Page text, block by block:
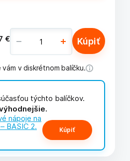
€ Kúpiť
vám v diskrétnom balíčku.
týchto balíčkov.
nápoje na
BASIC 2.
Kúpiť